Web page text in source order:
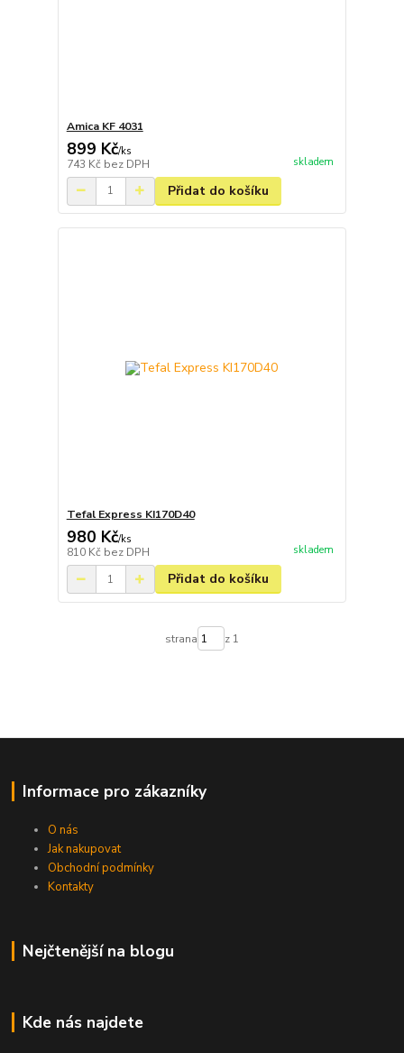
Amica KF 4031
899 Kč/ks
743 Kč bez DPH skladem
Přidat do košíku
Tefal Express KI170D40
980 Kč/ks
810 Kč bez DPH skladem
Přidat do košíku
strana z 1
Informace pro zákazníky
O nás
Jak nakupovat
Obchodní podmínky
Kontakty
Nejčtenější na blogu
Kde nás najdete